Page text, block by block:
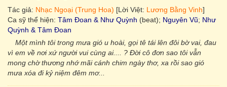
Tác giả: Nhạc Ngoại (Trung Hoa) [Lời Việt: Lương Bằng Vinh]
Ca sỹ thể hiện: Tâm Đoan & Như Quỳnh (beat); Nguyên Vũ; Như
Quỳnh & Tâm Đoan
Một mình tôi trong mưa gió u hoài, gọi tê tái lên đôi bờ vai, đau
vì em về nơi xứ người vui cùng ai.... ? Đời cô đơn sao tôi vẫn
mong chờ thương nhớ mãi cánh chim ngày thơ, xa rồi sao gió
mưa xóa đi kỷ niệm đêm mơ...